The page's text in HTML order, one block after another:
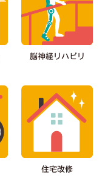
脳神経リハビリ
住宅改修